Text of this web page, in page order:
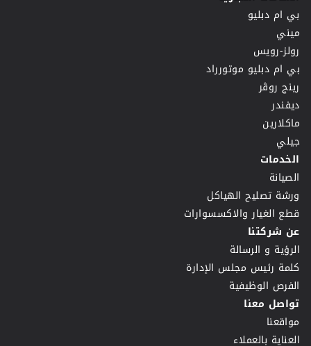
بي ام دبليو
ميني
رولز-رويس
بي ام دبليو موتورراد
رينج روڤر
ديفندر
ماكلارين
جيلي
الخدمات
الصيانة
ورشة تصليح الهياكل
قطع الغيار والاكسسوارات
عن شركتنا
الرؤية و الرسالة
كلمة رئيس مجلس الإدارة
الفرص الوظيفية
تواصل معنا
مواقعنا
العناية بالعملاء